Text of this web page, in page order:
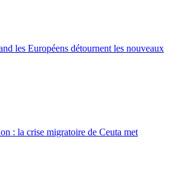
les Européens détournent les nouveaux
: la crise migratoire de Ceuta met